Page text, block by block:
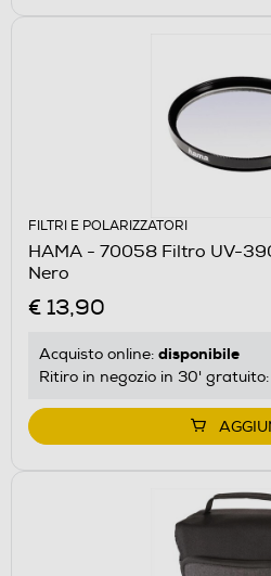
FILTRI E POLARIZZATORI
HAMA - 70058 Filtro UV-
Nero
€ 13,90
Acquisto online: disponibile
Ritiro in negozio in 30' gratuito: